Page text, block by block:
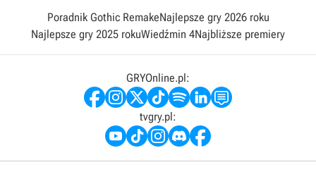
Poradnik Gothic RemakeNajlepsze gry 2026 roku
Najlepsze gry 2025 rokuWiedźmin 4Najbliższe premiery
GRYOnline.pl:
tvgry.pl: